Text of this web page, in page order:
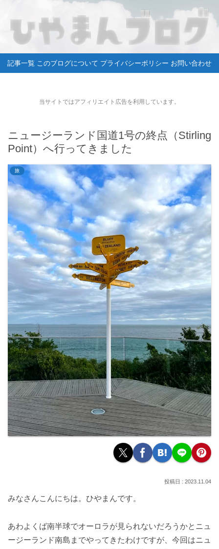
記事一覧 このブログについて プライバシーポリシー お問い合わせ
当サイトではアフィリエイト広告を利用しています。
ニュージーランド国道1号の終点（Stirling
Point）へ行ってきました
旅
2023.11.04
みなさんこんにちは。ひやまんです。
あわよくば南半球でオーロラが見られないだろうかとニュ
ージーランド南島までやってきたわけですが、今回はニュ